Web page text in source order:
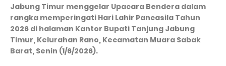
Jabung Timur menggelar Upacara Bendera dalam
rangka memperingati Hari Lahir Pancasila Tahun
2026 di halaman Kantor Bupati Tanjung Jabung
Timur, Kelurahan Rano, Kecamatan Muara Sabak
Barat, Senin (1/6/2026).